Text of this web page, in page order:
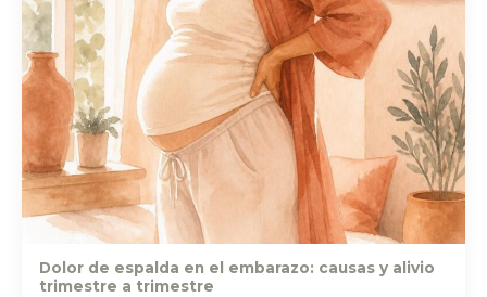
Dolor de espalda en el embarazo: causas y alivio
trimestre a trimestre